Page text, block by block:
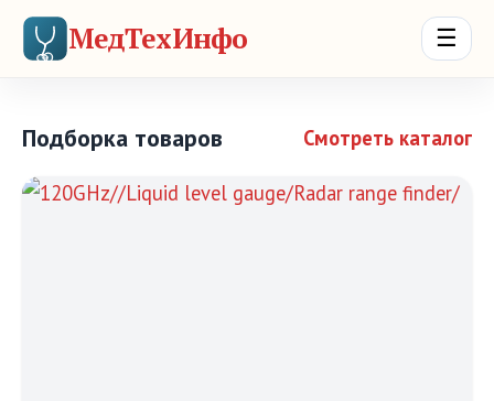
МедТехИнфо ☰
Подборка товаров Смотреть каталог